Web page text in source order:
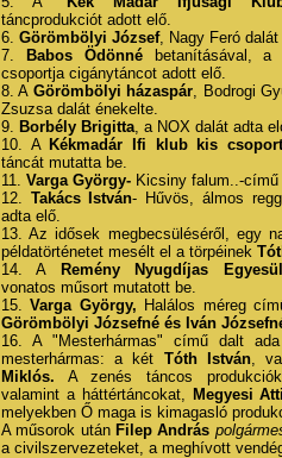
táncprodukciót adott elő.
6. Görömbölyi József, Nagy Feró
7.
Babos Ödönnébetanításával, a
csoportja cigánytáncot adott elő.
8. A Görömbölyi házaspár, Bodrogi
Zsuzsa dalát énekelte.
9. Borbély Brigitta, a NOX dalát adta
10. A Kékmadár Ifi klub kis
táncát mutatta be.
11. Varga György- Kicsiny falum..-
12. Takács István- Hűvös, álmos
adta elő.
13. Az idősek megbecsüléséről, egy
példatörténetet mesélt el a törpéinek
14. A
Remény Nyugdíjas
vonatos műsort mutatott be.
15.Varga György, Halálos méreg
Görömbölyi Józsefné és Iván
16. A "Mesterhármas" című dalt
mesterhármas: a két Tóth István,
Miklós. A zenés táncos
valamint a háttértáncokat, Megyesi
melyekben Ő maga is kimagasló
A műsorok után Filep András
a civilszervezeteket, a meghívott